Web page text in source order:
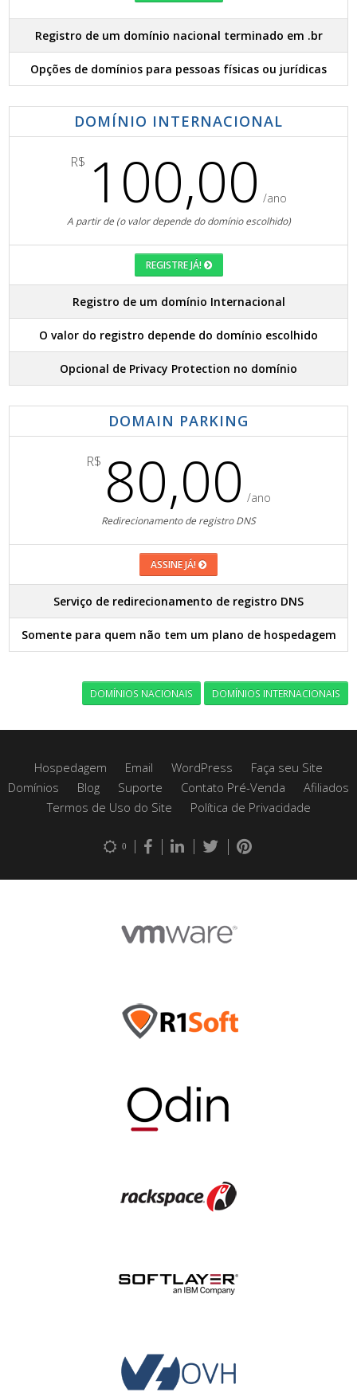
Registro de um domínio nacional terminado em .br
Opções de domínios para pessoas físicas ou jurídicas
DOMÍNIO INTERNACIONAL
R$ 100,00 /ano
A partir de (o valor depende do domínio escolhido)
REGISTRE JÁ!
Registro de um domínio Internacional
O valor do registro depende do domínio escolhido
Opcional de Privacy Protection no domínio
DOMAIN PARKING
R$ 80,00 /ano
Redirecionamento de registro DNS
ASSINE JÁ!
Serviço de redirecionamento de registro DNS
Somente para quem não tem um plano de hospedagem
DOMÍNIOS NACIONAIS DOMÍNIOS INTERNACIONAIS
Hospedagem Email WordPress
Faça seu Site
Domínios
Blog Suporte Contato Pré-Venda
Afiliados
Termos de Uso do Site
Política de Privacidade
0